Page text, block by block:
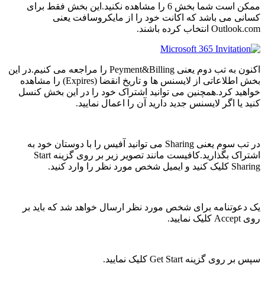
ممکن است شما بخش 6 را مشاهده نکنید.این بخش فقط برای
کسانی می باشد که اکانت خود را از مایکروسافت یعنی
Outlook.com انتخاب کرده باشند.
اکنون به تب دوم یعنی Peyment&Billing را مراجعه می کنیم.در این
بخش اطلاعاتی از لایسنس ها و تاریخ انقضا (Expires) را مشاهده
خواهید کرد.همچنین می توانید اشتراک خود را در این بخش کنسل
کنید یا اگر لایسنس جدید دارید آن را اعمال نمایید.
در تب سوم یعنی Sharing می توانید آفیس را با دوستان خود به
اشتراک بگذارید.کافیست مانند تصویر زیر بر روی گزینه Start
Sharing کلیک کنید و ایمیل شخص مورد نظر را وارد کنید.
یک دعوتنامه برای شخص مورد نظر ارسال خواهد شد که باید بر
روی Accept کلیک نمایید.
سپس بر روی گزینه Get Start کلیک نمایید.